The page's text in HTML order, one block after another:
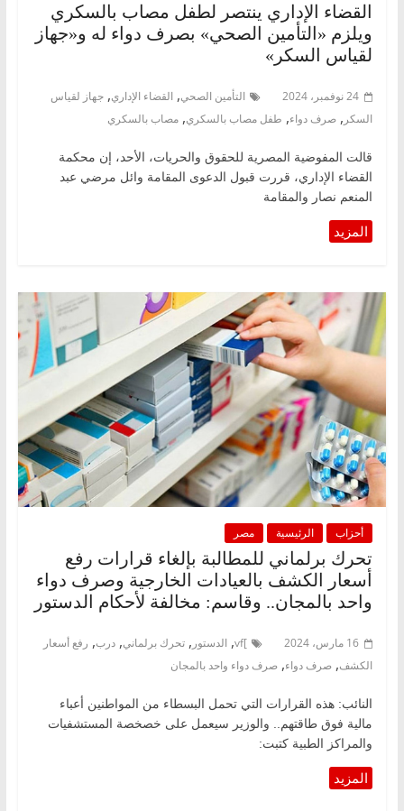
القضاء الإداري ينتصر لطفل مصاب بالسكري
ويلزم «التأمين الصحي» بصرف دواء له و«جهاز
لقياس السكر»
24 نوفمبر، 2024 التأمين الصحي, القضاء الإداري, جهاز لقياس
السكر , صرف دواء, طفل مصاب بالسكري, مصاب بالسكري
قالت المفوضية المصرية للحقوق والحريات، الأحد، إن محكمة
القضاء الإداري، قررت قبول الدعوى المقامة وائل مرضي عبد
المنعم نصار والمقامة
أحزاب الرئيسية مصر
تحرك برلماني للمطالبة بإلغاء قرارات رفع
أسعار الكشف بالعيادات الخارجية وصرف دواء
واحد بالمجان.. وقاسم: مخالفة لأحكام الدستور
16 مارس، 2024 ]vf
, الدستور , تحرك برلماني, درب, رفع أسعار
الكشف, صرف دواء, صرف دواء واحد بالمجان
النائب: هذه القرارات التي تحمل البسطاء من المواطنين أعباء
مالية فوق طاقتهم.. والوزير سيعمل على خصخصة المستشفيات
والمراكز الطبية كتبت: